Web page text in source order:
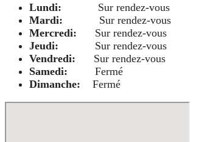
Lundi: Sur rendez-vous
Mardi: Sur rendez-vous
Mercredi: Sur rendez-vous
Jeudi: Sur rendez-vous
Vendredi: Sur rendez-vous
Samedi: Fermé
Dimanche: Fermé